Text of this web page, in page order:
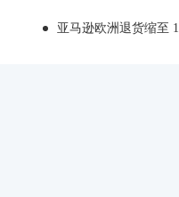
亚马逊欧洲退货缩至